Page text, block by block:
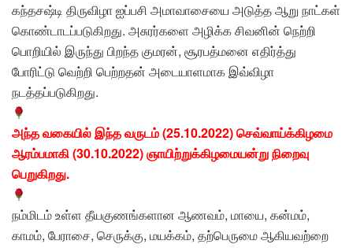
கந்தசஷ்டி திருவிழா ஐப்பசி அமாவாசையை அடுத்த ஆறு நாட்கள்
கொண்டாடப்படுகிறது. அசுரர்களை அழிக்க சிவனின் நெற்றி
பொறியில் இருந்து பிறந்த குமரன், சூரபத்மனை எதிர்த்து
போரிட்டு வெற்றி பெற்றதன் அடையாளமாக இவ்விழா
நடத்தப்படுகிறது.
அந்த வகையில் இந்த வருடம் (25.10.2022) செவ்வாய்க்கிழமை
ஆரம்பமாகி (30.10.2022) ஞாயிற்றுக்கிழமையன்று நிறைவு
பெறுகிறது.
நம்மிடம் உள்ள தீயகுணங்களான ஆணவம், மாயை, கன்மம்,
காமம், பேராசை, செருக்கு, மயக்கம், தற்பெருமை ஆகியவற்றை